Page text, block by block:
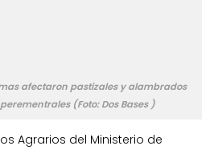
afectaron pastizales y alambrados
perementrales (Foto: Dos Bases )
Agrarios del Ministerio de